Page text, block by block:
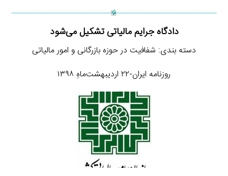
دادگاه جرایم مالیاتی تشکیل می‌شود
دسته بندی: شفافیت در حوزه بازرگانی و امور مالیاتی
روزنامه ایران-۲۲ اردیبهشت‌ماهِ ۱۳۹۸